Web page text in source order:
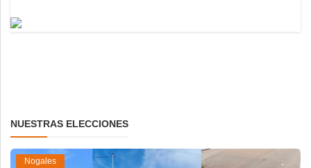
NUESTRAS ELECCIONES
Nogales